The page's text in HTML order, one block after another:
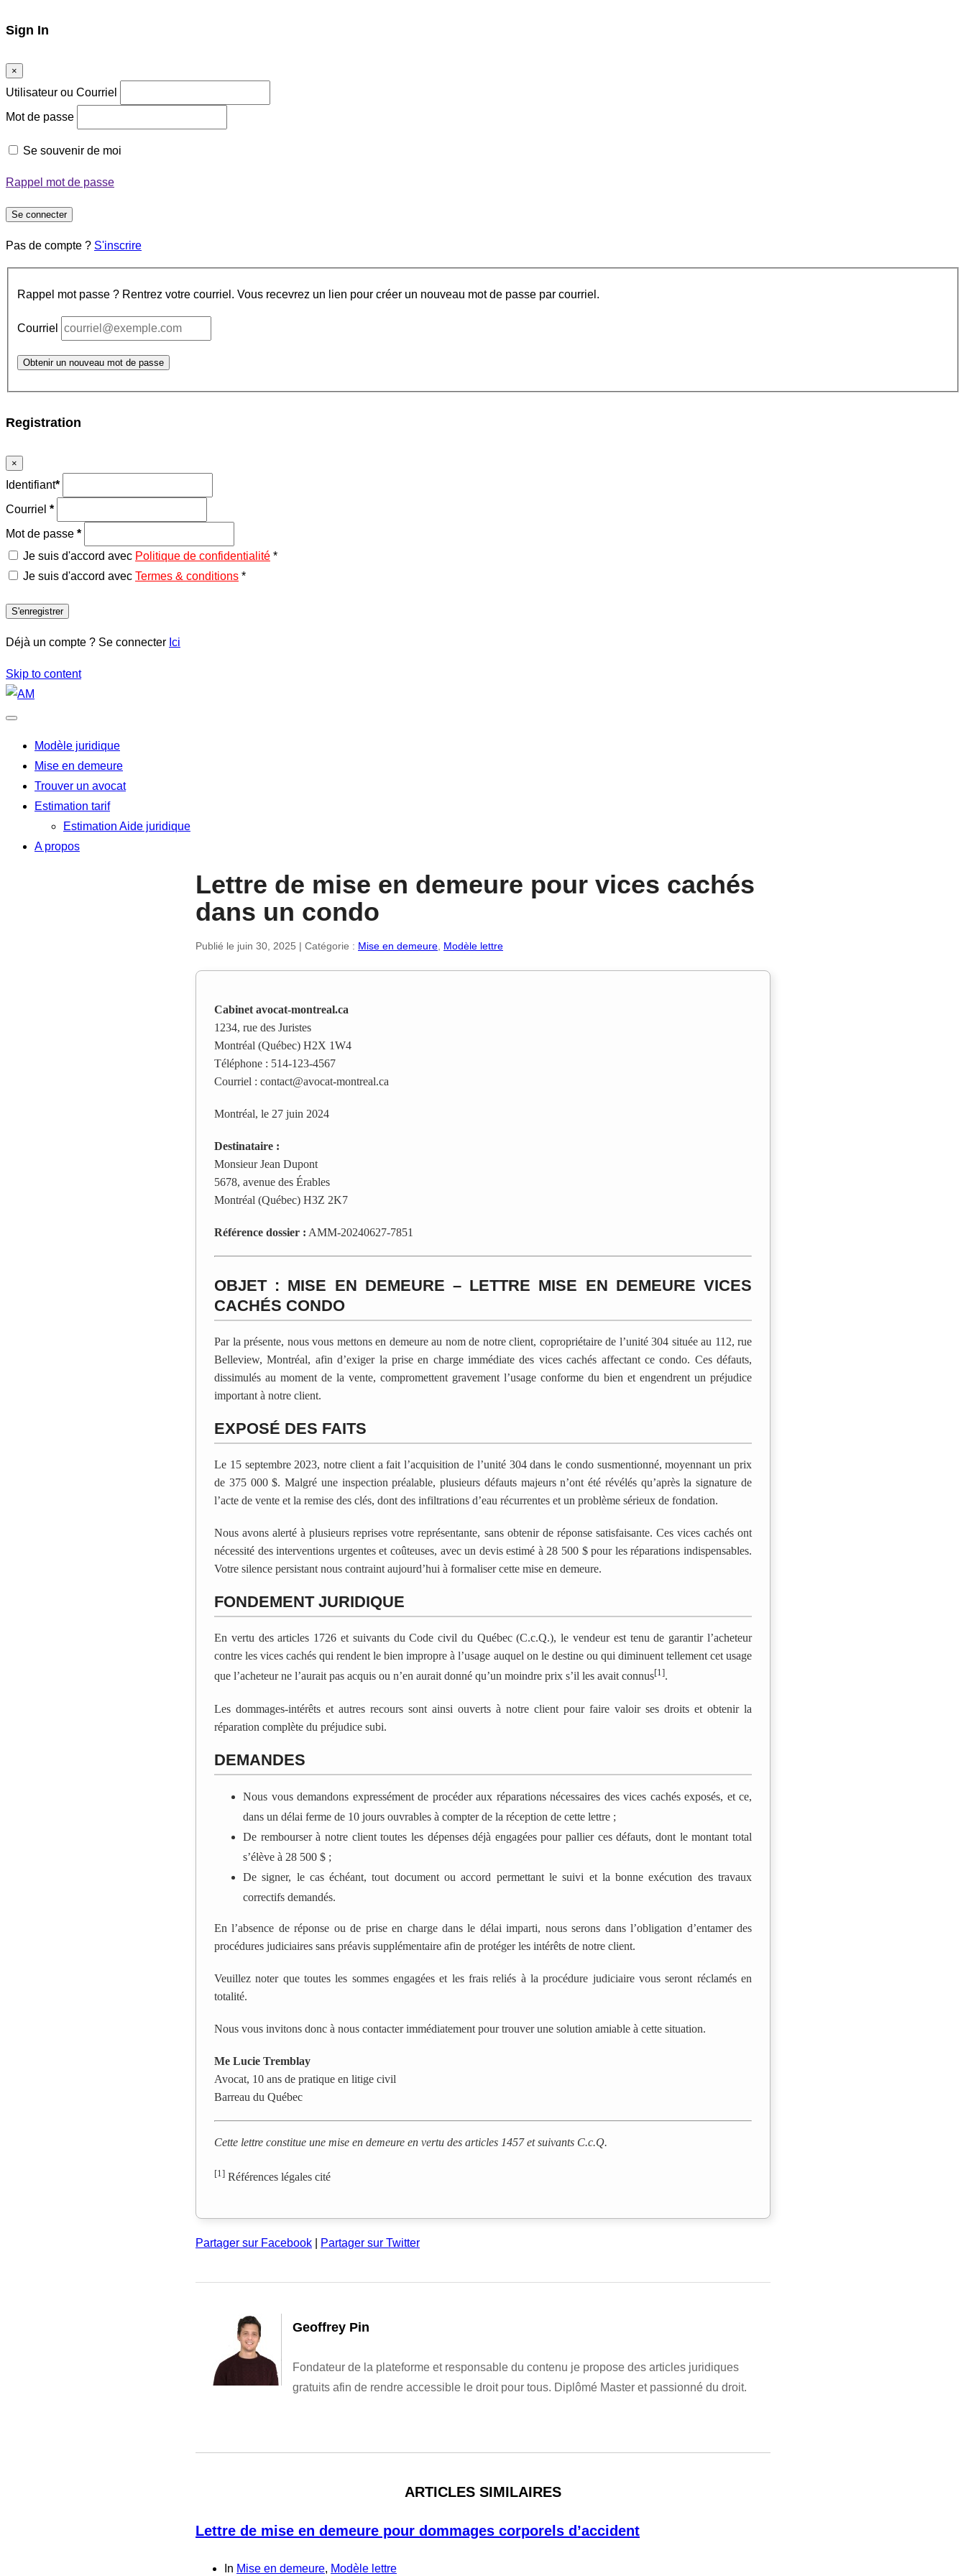
Sign In
×
Utilisateur ou Courriel
Mot de passe
Se souvenir de moi
Rappel mot de passe
Se connecter
Pas de compte ? S'inscrire
Rappel mot passe ? Rentrez votre courriel. Vous recevrez un lien pour créer un nouveau mot de passe par courriel.
Courriel
Obtenir un nouveau mot de passe
Registration
×
Identifiant*
Courriel *
Mot de passe *
Je suis d'accord avec Politique de confidentialité *
Je suis d'accord avec Termes & conditions *
S'enregistrer
Déjà un compte ? Se connecter Ici
Skip to content
Modèle juridique
Mise en demeure
Trouver un avocat
Estimation tarif
Estimation Aide juridique
A propos
Lettre de mise en demeure pour vices cachés
dans un condo
Publié le juin 30, 2025 | Catégorie : Mise en demeure Modèle lettre
Cabinet avocat-montreal.ca
1234, rue des Juristes
Montréal (Québec) H2X 1W4
Téléphone : 514-123-4567
Courriel : contact@avocat-montreal.ca
Montréal, le 27 juin 2024
Destinataire :
Monsieur Jean Dupont
5678, avenue des Érables
Montréal (Québec) H3Z 2K7
Référence dossier : AMM-20240627-7851
OBJET : MISE EN DEMEURE – LETTRE MISE EN DEMEURE VICES
CACHÉS CONDO
Par la présente, nous vous mettons en demeure au nom de notre client, copropriétaire de l’unité 304 située au 112, rue
Belleview, Montréal, afin d’exiger la prise en charge immédiate des vices cachés affectant ce condo. Ces défauts,
dissimulés au moment de la vente, compromettent gravement l’usage conforme du bien et engendrent un préjudice
important à notre client.
EXPOSÉ DES FAITS
Le 15 septembre 2023, notre client a fait l’acquisition de l’unité 304 dans le condo susmentionné, moyennant un prix
de 375 000 $. Malgré une inspection préalable, plusieurs défauts majeurs n’ont été révélés qu’après la signature de
l’acte de vente et la remise des clés, dont des infiltrations d’eau récurrentes et un problème sérieux de fondation.
Nous avons alerté à plusieurs reprises votre représentante, sans obtenir de réponse satisfaisante. Ces vices cachés ont
nécessité des interventions urgentes et coûteuses, avec un devis estimé à 28 500 $ pour les réparations indispensables.
Votre silence persistant nous contraint aujourd’hui à formaliser cette mise en demeure.
FONDEMENT JURIDIQUE
En vertu des articles 1726 et suivants du Code civil du Québec (C.c.Q.), le vendeur est tenu de garantir l’acheteur
contre les vices cachés qui rendent le bien impropre à l’usage auquel on le destine ou qui diminuent tellement cet usage
que l’acheteur ne l’aurait pas acquis ou n’en aurait donné qu’un moindre prix s’il les avait connus[1].
Les dommages-intérêts et autres recours sont ainsi ouverts à notre client pour faire valoir ses droits et obtenir la
réparation complète du préjudice subi.
DEMANDES
Nous vous demandons expressément de procéder aux réparations nécessaires des vices cachés exposés, et ce,
dans un délai ferme de 10 jours ouvrables à compter de la réception de cette lettre ;
De rembourser à notre client toutes les dépenses déjà engagées pour pallier ces défauts, dont le montant total
s’élève à 28 500 $ ;
De signer, le cas échéant, tout document ou accord permettant le suivi et la bonne exécution des travaux
correctifs demandés.
En l’absence de réponse ou de prise en charge dans le délai imparti, nous serons dans l’obligation d’entamer des
procédures judiciaires sans préavis supplémentaire afin de protéger les intérêts de notre client.
Veuillez noter que toutes les sommes engagées et les frais reliés à la procédure judiciaire vous seront réclamés en
totalité.
Nous vous invitons donc à nous contacter immédiatement pour trouver une solution amiable à cette situation.
Me Lucie Tremblay
Avocat, 10 ans de pratique en litige civil
Barreau du Québec
Cette lettre constitue une mise en demeure en vertu des articles 1457 et suivants C.c.Q.
[1] Références légales cité
Partager sur Facebook Partager sur Twitter
Geoffrey Pin
Fondateur de la plateforme et responsable du contenu je propose des articles juridiques
gratuits afin de rendre accessible le droit pour tous. Diplômé Master et passionné du droit.
ARTICLES SIMILAIRES
Lettre de mise en demeure pour dommages corporels d’accident
In Mise en demeure, Modèle lettre